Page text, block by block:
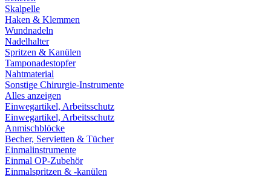
Skalpelle
Haken & Klemmen
Wundnadeln
Nadelhalter
Spritzen & Kanülen
Tamponadestopfer
Nahtmaterial
Sonstige Chirurgie-Instrumente
Alles anzeigen
Einwegartikel, Arbeitsschutz
Einwegartikel, Arbeitsschutz
Anmischblöcke
Becher, Servietten & Tücher
Einmalinstrumente
Einmal OP-Zubehör
Einmalspritzen & -kanülen